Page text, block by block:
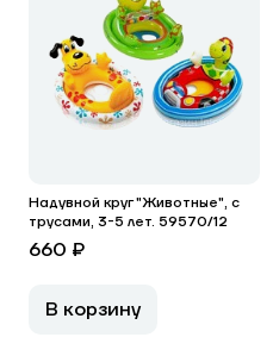
Надувной круг "Животные", с
трусами, 3-5 лет. 59570/12
660 ₽
В корзину